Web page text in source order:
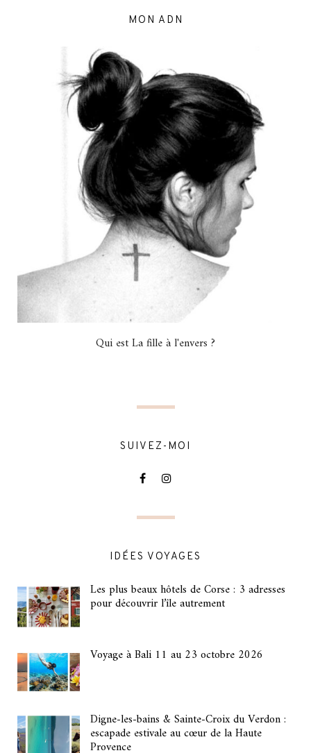
MON ADN
Qui est La fille à l'envers ?
SUIVEZ-MOI
IDÉES VOYAGES
Les plus beaux hôtels de Corse : 3 adresses
pour découvrir l’île autrement
Voyage à Bali 11 au 23 octobre 2026
Digne-les-bains & Sainte-Croix du Verdon :
escapade estivale au cœur de la Haute
Provence